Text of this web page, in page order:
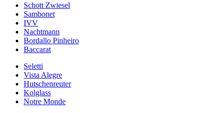
Schott Zwiesel
Sambonet
IVV
Nachtmann
Bordallo Pinheiro
Baccarat
Seletti
Vista Alegre
Hutschenreuter
Kolglass
Notre Monde